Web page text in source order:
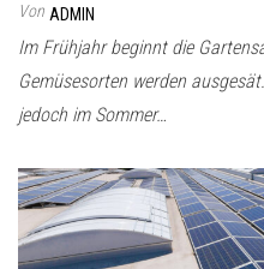
Von ADMIN
Im Frühjahr beginnt die
Gemüsesorten werden
jedoch im Sommer…